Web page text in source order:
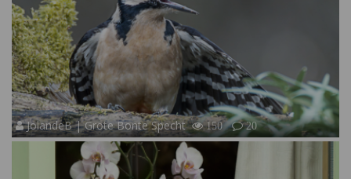
JolandeB | Grote Bonte Specht 150 20